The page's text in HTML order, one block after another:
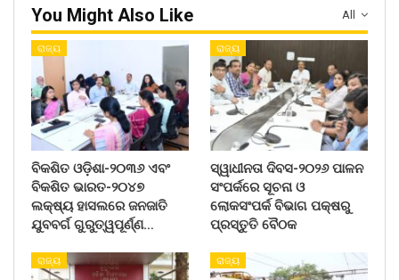
All
You Might Also Like
ରାଜ୍ୟ
ବିକଶିତ ଓଡ଼ିଶା-୨୦୩୬ ଏବଂ
ବିକଶିତ ଭାରତ-୨୦୪୭
ଲକ୍ଷ୍ୟ ହାସଲରେ ଜନଜାତି
ଯୁବବର୍ଗ ଗୁରୁତ୍ୱପୂର୍ଣ୍ଣ…
ରାଜ୍ୟ
ସ୍ୱାଧୀନତା ଦିବସ-୨୦୨୬ ପାଳନ
ସଂପର୍କରେ ସୂଚନା ଓ
ଲୋକସଂପର୍କ ବିଭାଗ ପକ୍ଷରୁ
ପ୍ରସ୍ତୁତି ବୈଠକ
ରାଜ୍ୟ ରାଜ୍ୟ